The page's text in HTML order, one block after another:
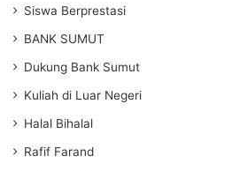
Siswa Berprestasi
BANK SUMUT
Dukung Bank Sumut
Kuliah di Luar Negeri
Halal Bihalal
Rafif Farand